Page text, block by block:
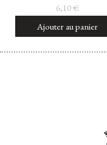
6,10€
Ajouter au panier